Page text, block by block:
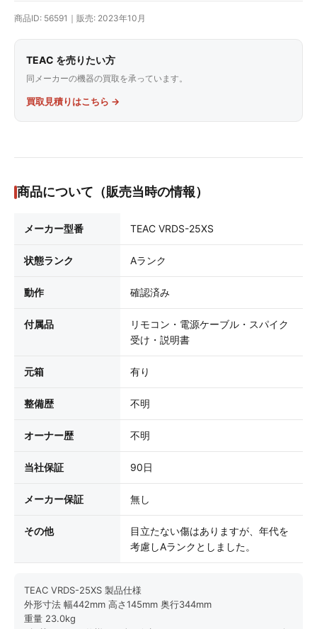
商品ID: 56591｜販売: 2023年10月
TEAC を売りたい方
同メーカーの機器の買取を承っています。
買取見積りはこちら →
商品について（販売当時の情報）
メーカー型番 TEAC VRDS-25XS
状態ランク Aランク
動作 確認済み
付属品
リモコン・電源ケーブル・スパイク
受け・説明書
元箱 有り
整備歴 不明
オーナー歴 不明
当社保証 90日
メーカー保証 無し
その他
目立たない傷はありますが、年代を
考慮しAランクとしました。
TEAC VRDS-25XS 製品仕様
外形寸法 幅442mm 高さ145mm 奥行344mm
重量 23.0kg